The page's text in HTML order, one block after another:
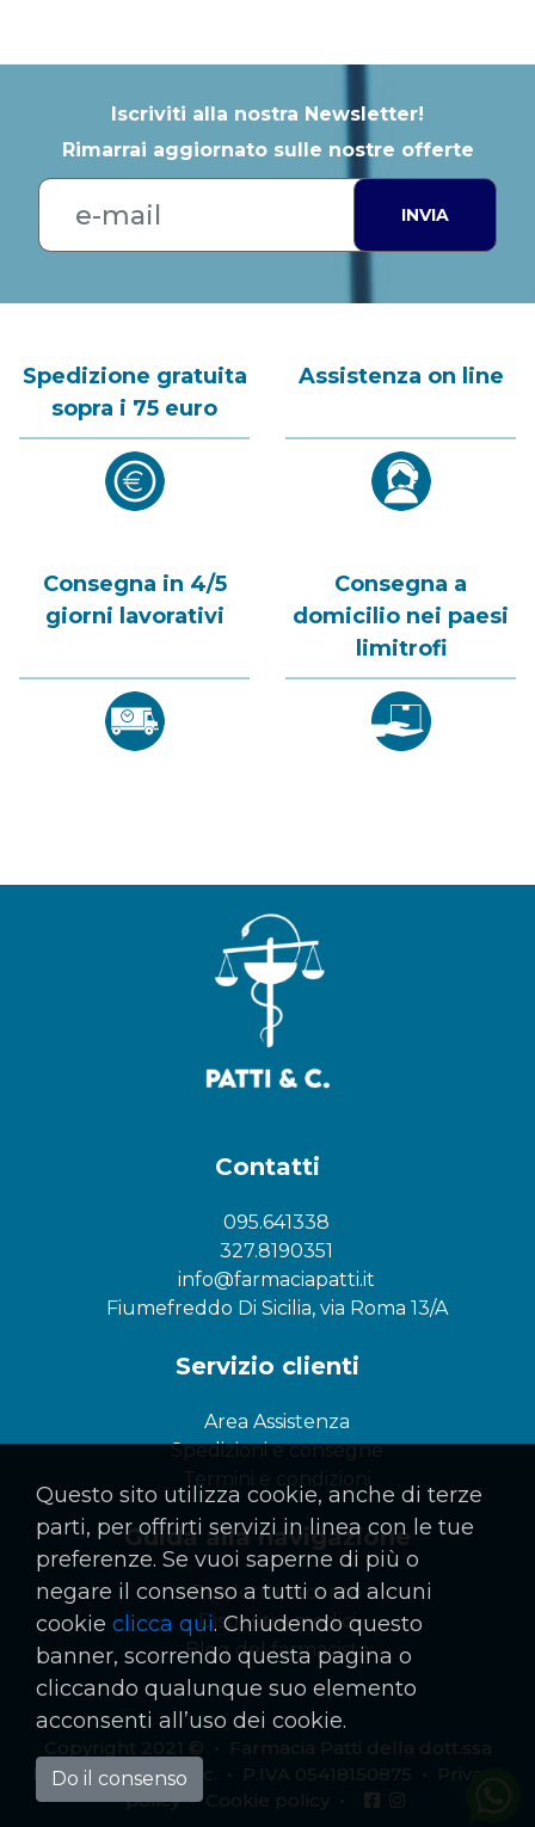
Iscriviti alla nostra Newsletter!
Rimarrai aggiornato sulle nostre offerte
INVIA
Spedizione gratuita
sopra i 75 euro
Assistenza on line
Consegna in 4/5
giorni lavorativi
Consegna a
domicilio nei paesi
limitrofi
Contatti
095.641338
327.8190351
info@farmaciapatti.it
Fiumefreddo Di Sicilia, via Roma 13/A
Servizio clienti
Area Assistenza
Spedizioni e consegne
Termini e condizioni
Guida alla navigazione
Prodotti in sconto
Dispositivi medici
Blog del farmacista
Copyright 2021 © • Farmacia Patti della dott.ssa
Maria Patti & C. S.n.c. • P.IVA 05418150875 •
Privacy
policy•Cookie policy •
Questo sito utilizza cookie, anche di terze
parti, per offrirti servizi in linea con le tue
preferenze. Se vuoi saperne di più o
negare il consenso a tutti o ad alcuni
cookie clicca qui. Chiudendo questo
banner, scorrendo questa pagina o
cliccando qualunque suo elemento
acconsenti all’uso dei cookie.
Do il consenso